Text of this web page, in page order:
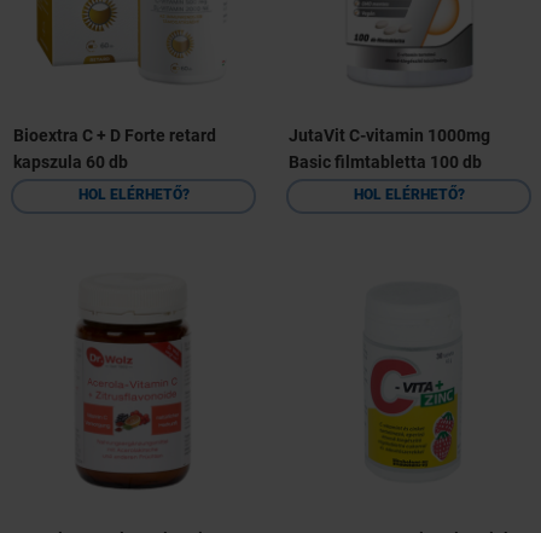
Bioextra C + D Forte retard
kapszula 60 db
HOL ELÉRHETŐ?
JutaVit C-vitamin 1000mg
Basic filmtabletta 100 db
HOL ELÉRHETŐ?